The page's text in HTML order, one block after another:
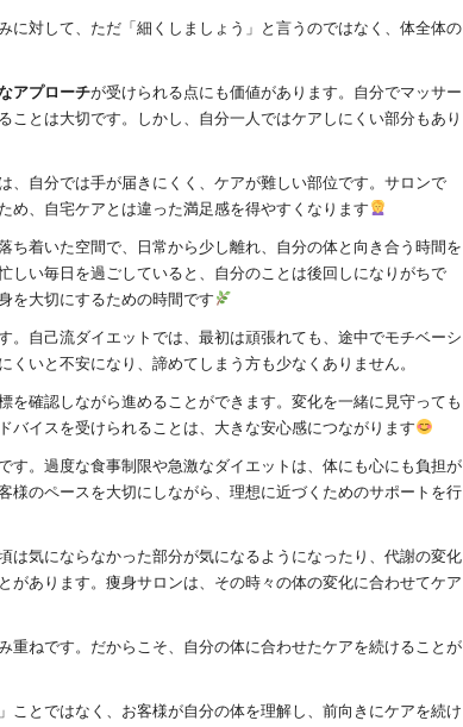
に対して、ただ「細くしましょう」と言うのではなく、体全体の
アプローチが受けられる点にも価値があります。自分でマッサー
ことは大切です。しかし、自分一人ではケアしにくい部分もあり
、自分では手が届きにくく、ケアが難しい部位です。サロンで
め、自宅ケアとは違った満足感を得やすくなります
ち着いた空間で、日常から少し離れ、自分の体と向き合う時間を
しい毎日を過ごしていると、自分のことは後回しになりがちで
を大切にするための時間です
。自己流ダイエットでは、最初は頑張れても、途中でモチベーシ
いと不安になり、諦めてしまう方も少なくありません。
を確認しながら進めることができます。変化を一緒に見守っても
バイスを受けられることは、大きな安心感につながります
す。過度な食事制限や急激なダイエットは、体にも心にも負担が
様のペースを大切にしながら、理想に近づくためのサポートを行
は気にならなかった部分が気になるようになったり、代謝の変化
があります。痩身サロンは、その時々の体の変化に合わせてケア
重ねです。だからこそ、自分の体に合わせたケアを続けることが
ことではなく、お客様が自分の体を理解し、前向きにケアを続け